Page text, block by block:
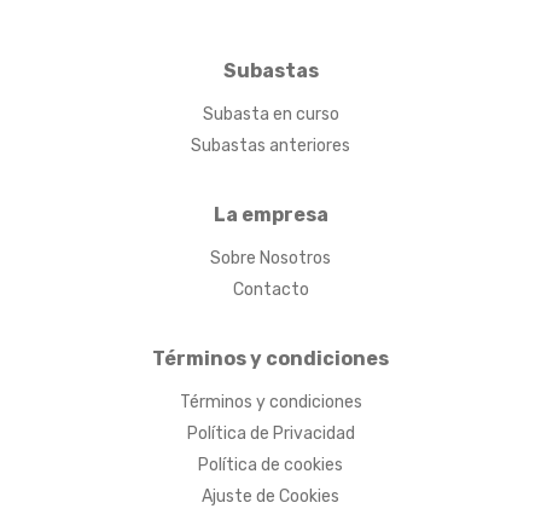
Subastas
Subasta en curso
Subastas anteriores
La empresa
Sobre Nosotros
Contacto
Términos y condiciones
Términos y condiciones
Política de Privacidad
Política de cookies
Ajuste de Cookies